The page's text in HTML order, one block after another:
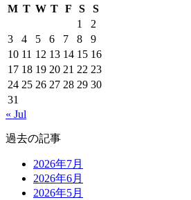
M T W T F S
S
1
2
3
4 5 6 7 8
9
10 11 12 13 14 15 16
17 18 19 20 21 22 23
24 25 26 27 28 29 30
31
« Jul
過去の記事
2026年7月
2026年6月
2026年5月